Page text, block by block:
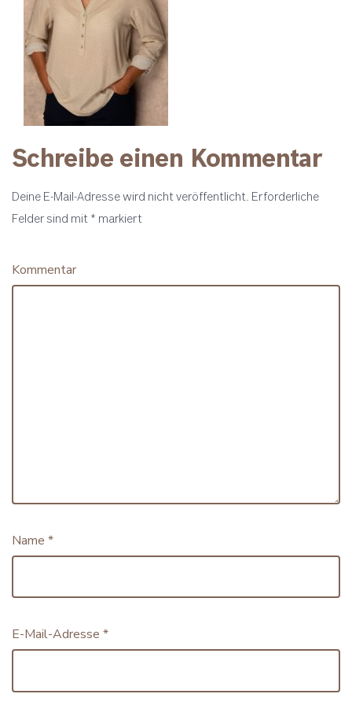
Schreibe einen Kommentar
Deine E-Mail-Adresse wird nicht veröffentlicht. Erforderliche
Felder sind mit * markiert
Kommentar
Name *
E-Mail-Adresse *